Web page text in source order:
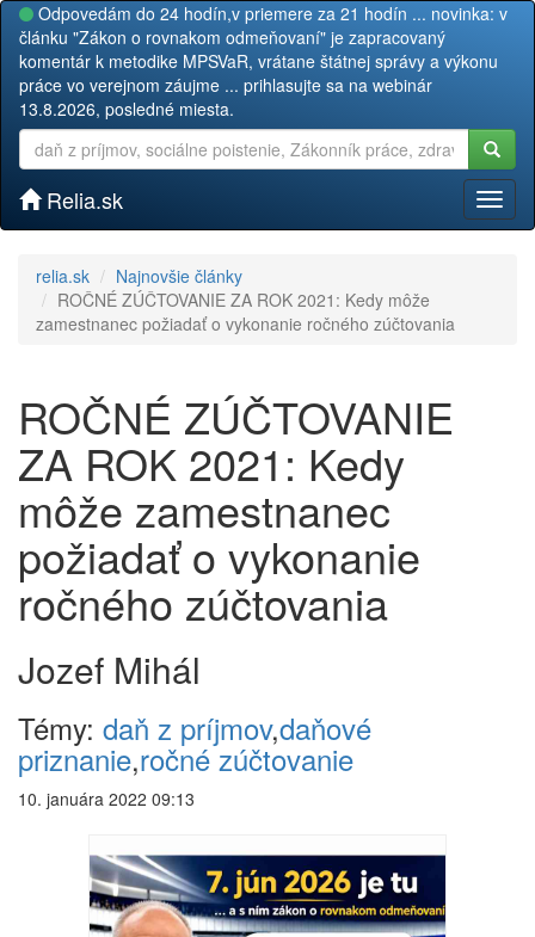
Odpovedám do 24 hodín,v priemere za 21 hodín ... novinka: v
článku "Zákon o rovnakom odmeňovaní" je zapracovaný
komentár k metodike MPSVaR, vrátane štátnej správy a výkonu
práce vo verejnom záujme ... prihlasujte sa na webinár
13.8.2026, posledné miesta.
Relia.sk
relia.sk
Najnovšie články
ROČNÉ ZÚČTOVANIE ZA ROK 2021: Kedy môže
zamestnanec požiadať o vykonanie ročného zúčtovania
ROČNÉ ZÚČTOVANIE
ZA ROK 2021: Kedy
môže zamestnanec
požiadať o vykonanie
ročného zúčtovania
Jozef Mihál
Témy: daň z príjmov,daňové
priznanie,ročné zúčtovanie
10. januára 2022 09:13